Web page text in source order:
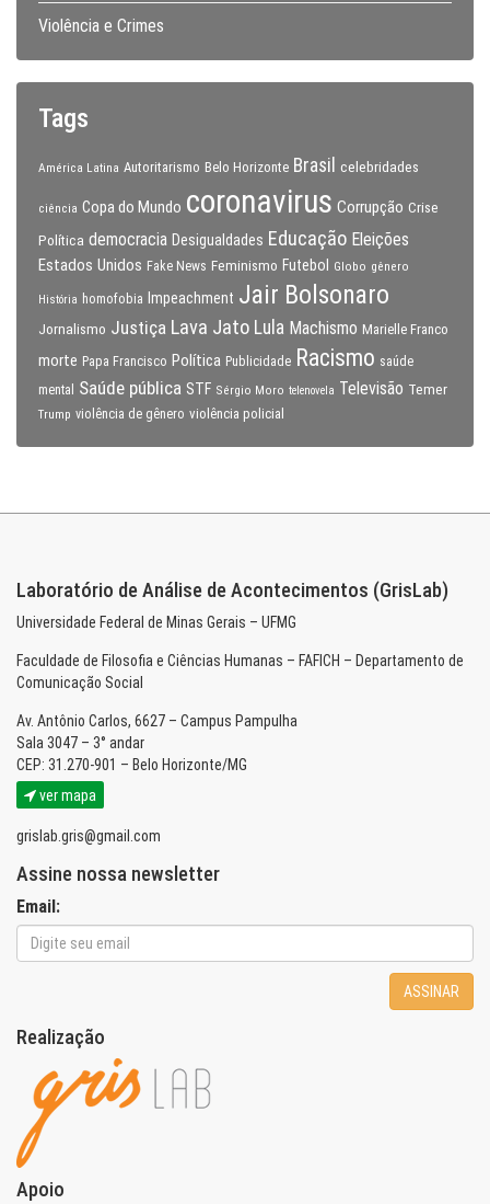
Violência e Crimes
Tags
América Latina Autoritarismo Belo Horizonte Brasil celebridades
ciência Copa do Mundo coronavirus Corrupção Crise
Política democracia Desigualdades Educação Eleições
Estados Unidos Fake News Feminismo Futebol Globo gênero
História homofobia Impeachment Jair Bolsonaro
Jornalismo Justiça Lava Jato Lula Machismo Marielle Franco
morte Papa Francisco Política Publicidade Racismo saúde
mental
Saúde pública STF Sérgio Moro telenovela Televisão Temer
Trump violência de gênero violência policial
Laboratório de Análise de Acontecimentos (GrisLab)
Universidade Federal de Minas Gerais – UFMG
Faculdade de Filosofia e Ciências Humanas – FAFICH – Departamento de
Comunicação Social
Av. Antônio Carlos, 6627 – Campus Pampulha
Sala 3047 – 3° andar
CEP: 31.270-901 – Belo Horizonte/MG
ver mapa
grislab.gris@gmail.com
Assine nossa newsletter
Email:
ASSINAR
Realização
Apoio